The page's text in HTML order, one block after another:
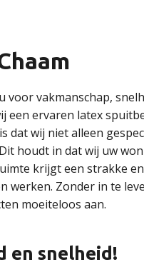
voor vakmanschap,
een ervaren latex
dat wij niet alleen
houdt in dat wij uw
krijgt een strakke
werken. Zonder in te
moeiteloos aan.
en snelheid!